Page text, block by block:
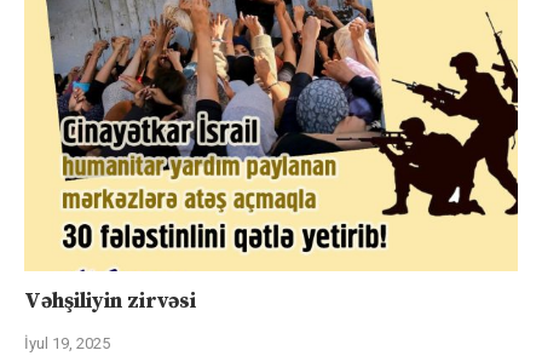
Vəhşiliyin zirvəsi
İyul 19, 2025